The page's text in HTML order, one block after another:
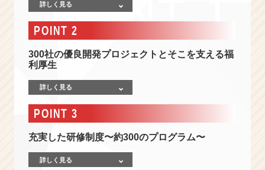
報
日
本
進
国
詳しく見る
POINT 2
300社の優良開発プロジェクトとそこを支える福
利厚生
詳しく見る
POINT 3
充実した研修制度〜約300のプログラム〜
詳しく見る